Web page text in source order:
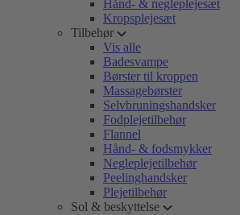
Hånd- & negleplejesæt
Kropsplejesæt
Tilbehør
Vis alle
Badesvampe
Børster til kroppen
Massagebørster
Selvbruningshandsker
Fodplejetilbehør
Flannel
Hånd- & fodsmykker
Negleplejetilbehør
Peelinghandsker
Plejetilbehør
Sol & beskyttelse